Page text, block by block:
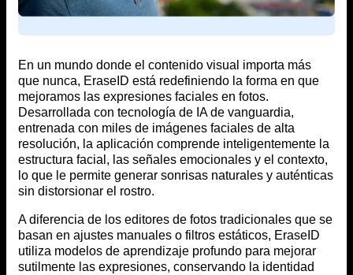
En un mundo donde el contenido visual importa más
que nunca, EraseID está redefiniendo la forma en que
mejoramos las expresiones faciales en fotos.
Desarrollada con tecnología de IA de vanguardia,
entrenada con miles de imágenes faciales de alta
resolución, la aplicación comprende inteligentemente la
estructura facial, las señales emocionales y el contexto,
lo que le permite generar sonrisas naturales y auténticas
sin distorsionar el rostro.
A diferencia de los editores de fotos tradicionales que se
basan en ajustes manuales o filtros estáticos, EraseID
utiliza modelos de aprendizaje profundo para mejorar
sutilmente las expresiones, conservando la identidad